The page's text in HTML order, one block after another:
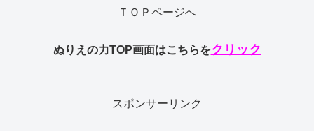
ＴＯＰページへ
ぬりえの力TOP画面はこちらをクリック
スポンサーリンク